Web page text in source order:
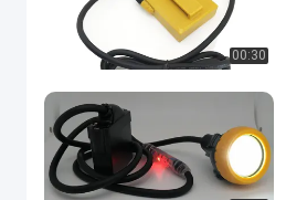
00:30